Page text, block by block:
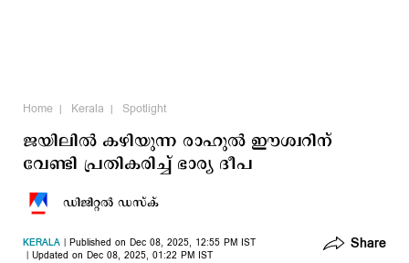
Home Kerala Spotlight
ജയിലിൽ കഴിയുന്ന രാഹുല്‍ ഈശ്വറിന്
വേണ്ടി പ്രതികരിച്ച് ഭാര്യ ദീപ
ഡിജിറ്റല്‍ ഡസ്ക്
KERALA
Published on Dec 08, 2025, 12:55 PM IST
Updated on Dec 08, 2025, 01:22 PM IST
Share